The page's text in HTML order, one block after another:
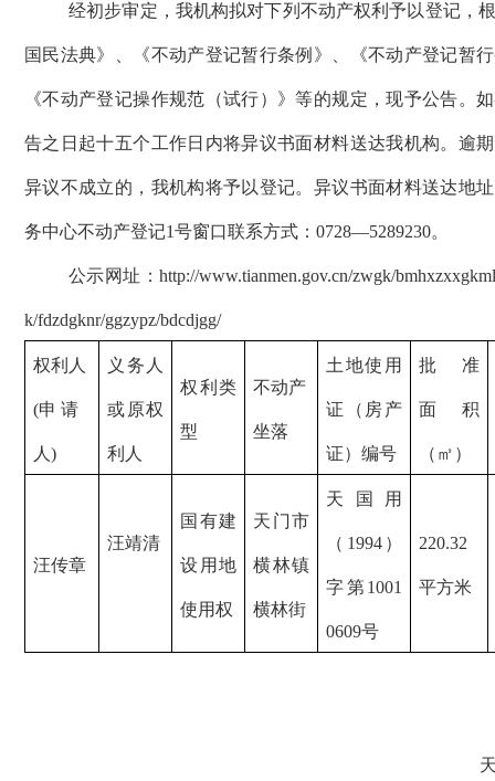
经初步审定，我机构拟对下列不动产权利予以登记，
国民法典》、《不动产登记暂行条例》、《不动产登记暂
《不动产登记操作规范（试行）》等的规定，现予公告。
告之日起十五个工作日内将异议书面材料送达我机构。逾
异议不成立的，我机构将予以登记。异议书面材料送达地
务中心不动产登记1号窗口联系方式：0728—5289230。
公示网址： http://www.tianmen.gov.cn/zwgk/
k/fdzdgknr/ggzypz/bdcdjgg/
权利人
(申 请
人 )
义务人
或原权
利人
权利类
型
不动产
坐落
土地使用
证（房产
证）编号
批准
面 积
（㎡）
汪传章
汪靖清
国有建
设用 地
使用权
天门市
横林镇
横林街
天国用
（ 1994）
字第1001
0609号
220.32
平方米